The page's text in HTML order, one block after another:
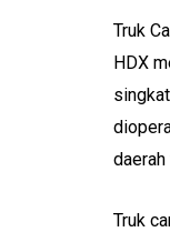
Truk
HDX
Truk